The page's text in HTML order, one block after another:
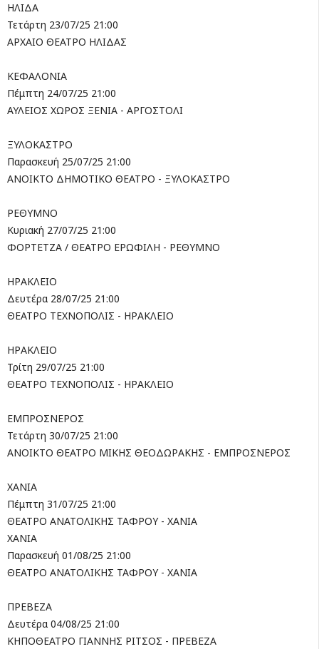
ΗΛΙΔΑ
Τετάρτη 23/07/25 21:00
ΑΡΧΑΙΟ ΘΕΑΤΡΟ ΗΛΙΔΑΣ
ΚΕΦΑΛΟΝΙΑ
Πέμπτη 24/07/25 21:00
ΑΥΛΕΙΟΣ ΧΩΡΟΣ ΞΕΝΙΑ - ΑΡΓΟΣΤΟΛΙ
ΞΥΛΟΚΑΣΤΡΟ
Παρασκευή 25/07/25 21:00
ΑΝΟΙΚΤΟ ΔΗΜΟΤΙΚΟ ΘΕΑΤΡΟ - ΞΥΛΟΚΑΣΤΡΟ
ΡΕΘΥΜΝΟ
Κυριακή 27/07/25 21:00
ΦΟΡΤΕΤΖΑ / ΘΕΑΤΡΟ ΕΡΩΦΙΛΗ - ΡΕΘΥΜΝΟ
ΗΡΑΚΛΕΙΟ
Δευτέρα 28/07/25 21:00
ΘΕΑΤΡΟ ΤΕΧΝΟΠΟΛΙΣ - ΗΡΑΚΛΕΙΟ
ΗΡΑΚΛΕΙΟ
Τρίτη 29/07/25 21:00
ΘΕΑΤΡΟ ΤΕΧΝΟΠΟΛΙΣ - ΗΡΑΚΛΕΙΟ
ΕΜΠΡΟΣΝΕΡΟΣ
Τετάρτη 30/07/25 21:00
ΑΝΟΙΚΤΟ ΘΕΑΤΡΟ ΜΙΚΗΣ ΘΕΟΔΩΡΑΚΗΣ - ΕΜΠΡΟΣΝΕΡΟΣ
ΧΑΝΙΑ
Πέμπτη 31/07/25 21:00
ΘΕΑΤΡΟ ΑΝΑΤΟΛΙΚΗΣ ΤΑΦΡΟΥ - ΧΑΝΙΑ
ΧΑΝΙΑ
Παρασκευή 01/08/25 21:00
ΘΕΑΤΡΟ ΑΝΑΤΟΛΙΚΗΣ ΤΑΦΡΟΥ - ΧΑΝΙΑ
ΠΡΕΒΕΖΑ
Δευτέρα 04/08/25 21:00
ΚΗΠΟΘΕΑΤΡΟ ΓΙΑΝΝΗΣ ΡΙΤΣΟΣ - ΠΡΕΒΕΖΑ